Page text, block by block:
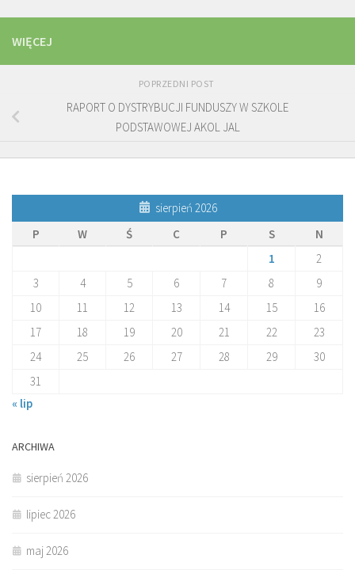
WIĘCEJ
POPRZEDNI POST
RAPORT O DYSTRYBUCJI FUNDUSZY W SZKOLE
PODSTAWOWEJ AKOL JAL
sierpień 2026
P
W Ś C P S
N
1
2
3
4 5 6 7 8
9
10
11 12 13 14 15
16
17
18 19 20 21 22
23
24
25 26 27 28 29
30
31
« lip
ARCHIWA
sierpień 2026
lipiec 2026
maj 2026